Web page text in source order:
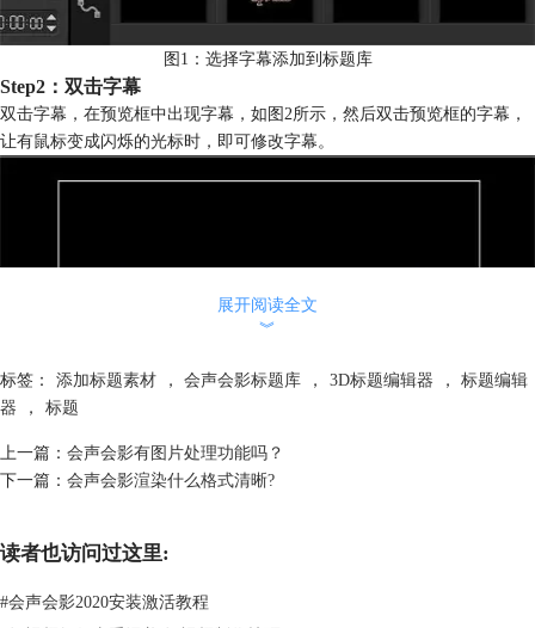
图1：选择字幕添加到标题库
Step2：双击字幕
双击字幕，在预览框中出现字幕，如图2所示，然后双击预览框的字幕，
让有鼠标变成闪烁的光标时，即可修改字幕。
图2： 双击字幕 修改字幕
框中选择“属性”，然后点击动画，根据动画类型选择，也可设置“自定义
动画属性”调整动画动作，如图3、4所示。
展开阅读全文
︾
标签： 添加标题素材 ， 会声会影标题库 ， 3D标题编辑器 ，
标题编辑
器
， 标题
上一篇： 会声会影有图片处理功能吗？
下一篇： 会声会影渲染什么格式清晰?
读者也访问过这里:
#会声会影2020安装激活教程